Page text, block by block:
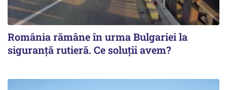
România rămâne în urma Bulgariei la
siguranţă rutieră. Ce soluţii avem?